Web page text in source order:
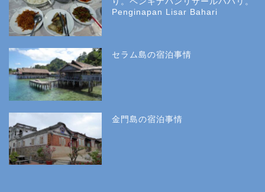
Penginapan Lisar Bahari
セラム島の宿泊事情
金門島の宿泊事情